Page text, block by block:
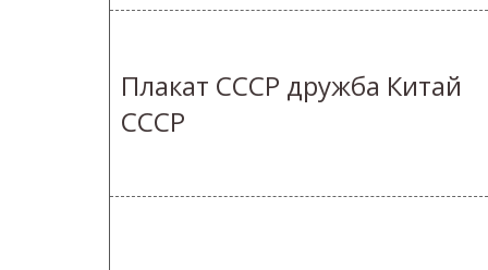
Плакат СССР дружба Китай
СССР